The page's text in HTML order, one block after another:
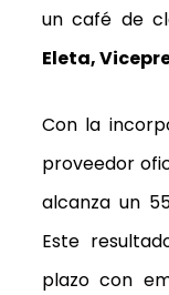
un café de
Eleta,
Con la
proveedor
alcanza un
Este
plazo con